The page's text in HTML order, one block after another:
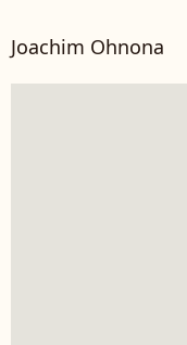
Joachim Ohnona